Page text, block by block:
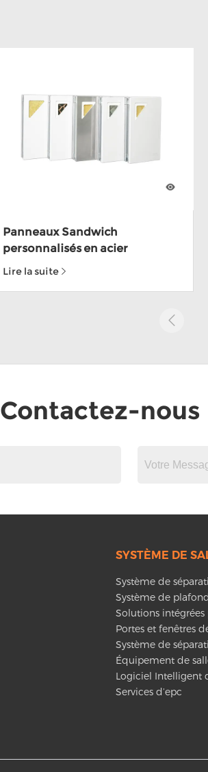
Panneaux Sandwich
personnalisés en acier
inoxydable 304 fabriqués à la
Lire la suite
Contactez-nous
SYSTÈME DE
Système de
Système de
Solutions intégrées
Portes et fenêtres
Système de
Équipement de
Logiciel Intelligent
Services d’epc